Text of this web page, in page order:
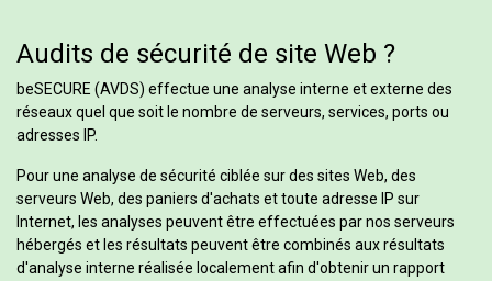
Audits de sécurité de site Web ?
beSECURE (AVDS) effectue une analyse interne et externe des
réseaux quel que soit le nombre de serveurs, services, ports ou
adresses IP.
Pour une analyse de sécurité ciblée sur des sites Web, des
serveurs Web, des paniers d'achats et toute adresse IP sur
Internet, les analyses peuvent être effectuées par nos serveurs
hébergés et les résultats peuvent être combinés aux résultats
d'analyse interne réalisée localement afin d'obtenir un rapport